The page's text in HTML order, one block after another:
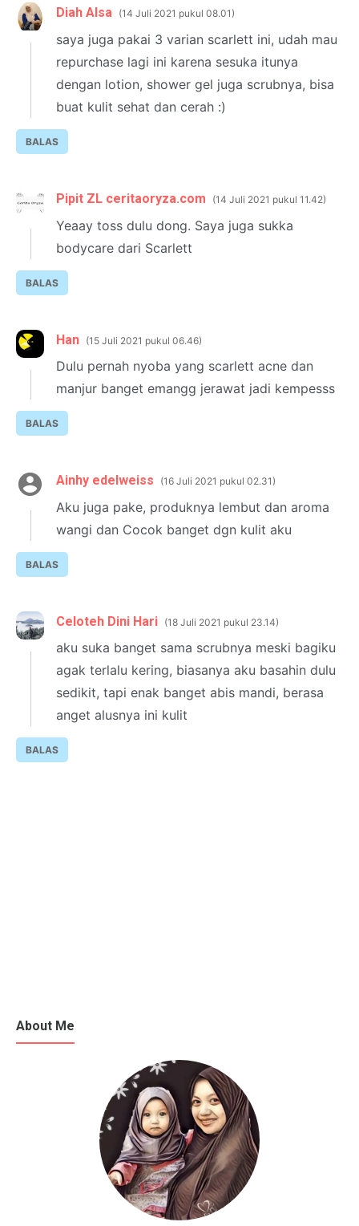
Diah Alsa 14 Juli 2021 pukul 08.01
saya juga pakai 3 varian scarlett ini, udah mau
repurchase lagi ini karena sesuka itunya
dengan lotion, shower gel juga scrubnya, bisa
buat kulit sehat dan cerah :)
BALAS
Pipit ZL ceritaoryza.com 14 Juli 2021 pukul 11.42
Yeaay toss dulu dong. Saya juga sukka
bodycare dari Scarlett
BALAS
Han 15 Juli 2021 pukul 06.46
Dulu pernah nyoba yang scarlett acne dan
manjur banget emangg jerawat jadi kempesss
BALAS
Ainhy edelweiss 16 Juli 2021 pukul 02.31
Aku juga pake, produknya lembut dan aroma
wangi dan Cocok banget dgn kulit aku
BALAS
Celoteh Dini Hari 18 Juli 2021 pukul 23.14
aku suka banget sama scrubnya meski bagiku
agak terlalu kering, biasanya aku basahin dulu
sedikit, tapi enak banget abis mandi, berasa
anget alusnya ini kulit
BALAS
About Me